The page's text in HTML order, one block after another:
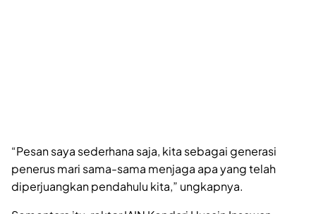
“Pesan saya sederhana saja, kita sebagai generasi
penerus mari sama-sama menjaga apa yang telah
diperjuangkan pendahulu kita,” ungkapnya.